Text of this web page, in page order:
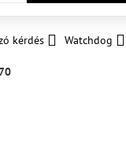
kérdés Watchdog